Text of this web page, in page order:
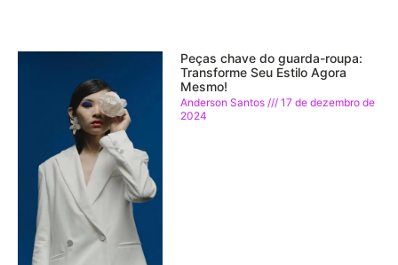
Peças chave do guarda-roupa:
Transforme Seu Estilo Agora
Mesmo!
Anderson Santos
17 de dezembro de
2024